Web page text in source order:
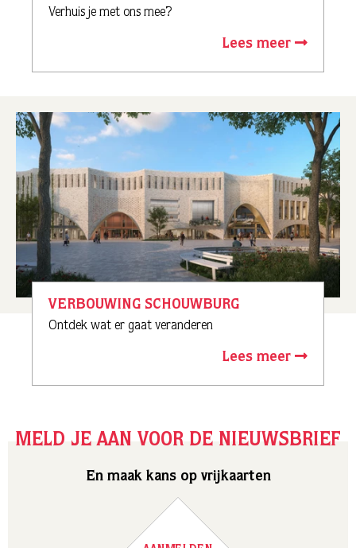
Verhuis je met ons mee?
Lees meer
VERBOUWING SCHOUWBURG
Ontdek wat er gaat veranderen
Lees meer
MELD JE AAN VOOR DE NIEUWSBRIEF
En maak kans op vrijkaarten